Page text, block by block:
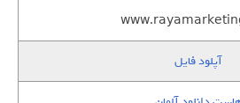
آپلود فایل